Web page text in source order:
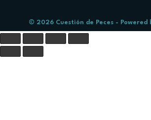
© 2026 Cuestión de Peces - Powered